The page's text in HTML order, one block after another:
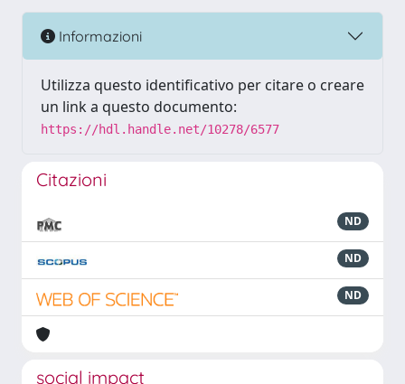
Informazioni
Utilizza questo identificativo per citare o creare
un link a questo documento:
https://hdl.handle.net/10278/6577
Citazioni
ND
ND
ND
social impact